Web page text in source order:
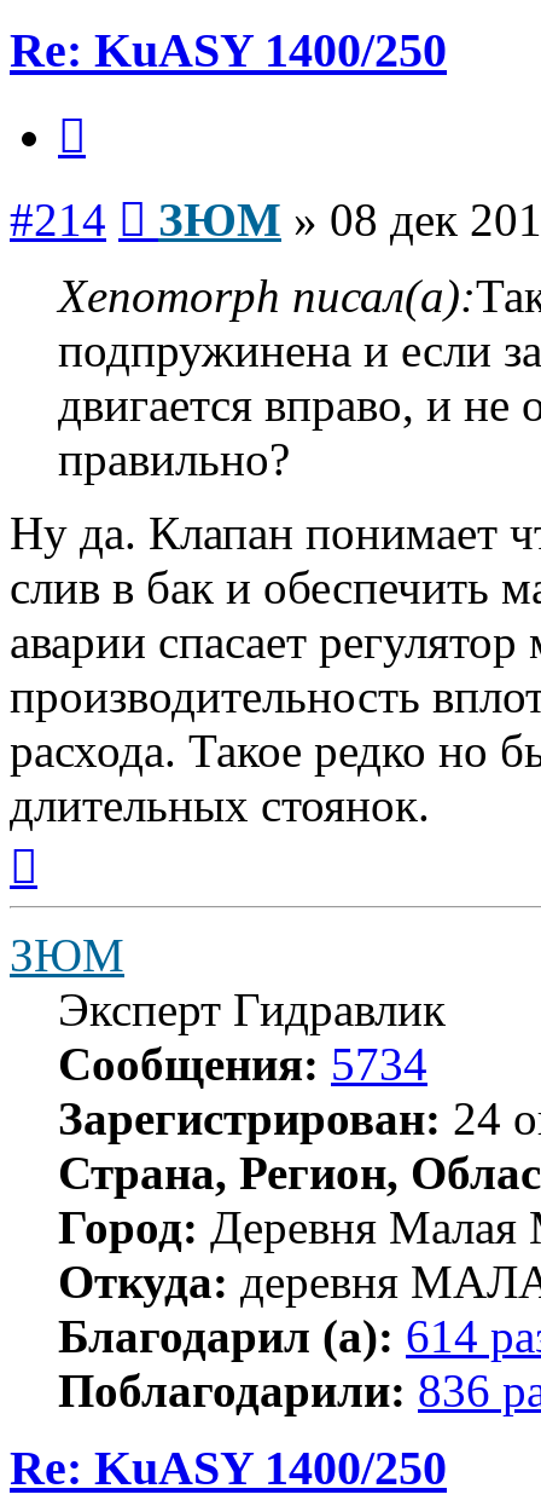
Re: KuASY 1400/250
#214 ЗЮМ » 08 дек
Xenomorph писал(а):
подпружинена и если
двигается вправо, и не
правильно?
Ну да. Клапан понимает
слив в бак и обеспечить
аварии спасает
производительность
расхода. Такое редко но
длительных стоянок.
началу
ЗЮМ
Эксперт Гидравлик
Сообщения: 5734
Зарегистрирован: 24
Страна, Регион,
Город: Деревня Малая
Откуда: деревня
Благодарил (а): 614
Поблагодарили: 836
Re: KuASY 1400/250